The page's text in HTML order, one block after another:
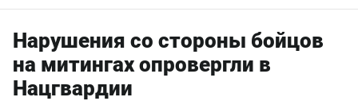
Нарушения со стороны бойцов
на митингах опровергли в
Нацгвардии